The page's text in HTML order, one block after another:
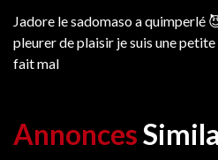
Jadore le sadomaso a quimperlé
pleurer de plaisir je suis une
fait mal
Annonces